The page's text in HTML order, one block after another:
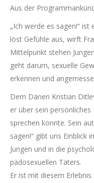
Aus der
„Ich werde es sagen!“
löst Gefühle aus, wirft
Mittelpunkt stehen
geht darum, sexuelle
erkennen und
Dem Dänen Kristian
er über sein
sprechen konnte. Sein
sagen!“ gibt uns Einblick
Jungen und in die
pädosexuellen Täters.
Er ist mit diesem